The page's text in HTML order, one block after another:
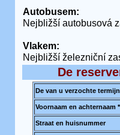
Autobusem:
Nejbližší autobusová
Vlakem:
Nejbližší železniční
De
De van u verzochte
Voornaam en achternaam *
Straat en huisnummer